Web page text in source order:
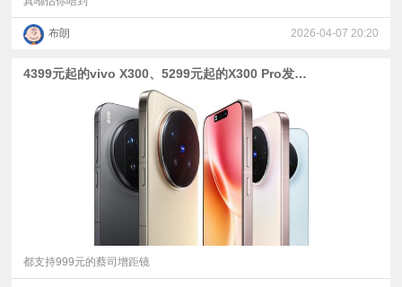
布朗 2026-04-07 20:20
4399元起的vivo X300、5299元起的X300 Pro发布：补齐短板+最猛的录像规格
都支持999元的蔡司增距镜